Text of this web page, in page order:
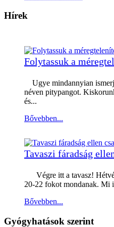
Hírek
Folytassuk a
Ugye mindannyian
néven pitypangot.
és...
Bővebben...
Tavaszi fáradság
Végre itt a tavasz!
20-22 fokot mondanak. Mi
Bővebben...
Gyógyhatások szerint